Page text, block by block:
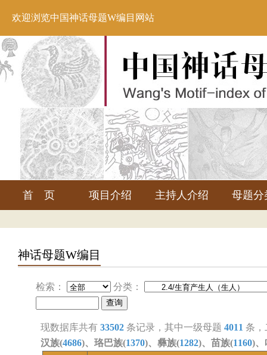
欢迎浏览中国神话母题W编目网站
首 页 项目介绍 主持人介绍 母题分
神话母题W编目
检索： 分类：
现数据库共有 33502 条记录，其中一级母题 4011 条
汉族(4686)、珞巴族(1370)、彝族(1282)、苗族(1160)、